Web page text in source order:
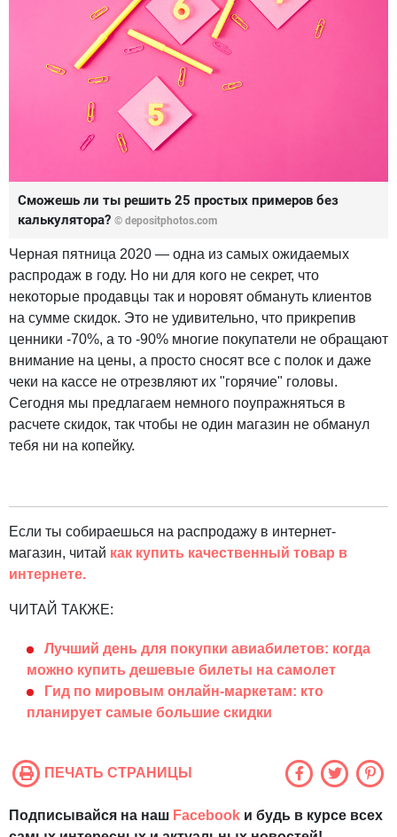
Сможешь ли ты решить 25 простых примеров без
калькулятора? © depositphotos.com
Черная пятница 2020 — одна из самых ожидаемых
распродаж в году. Но ни для кого не секрет, что
некоторые продавцы так и норовят обмануть клиентов
на сумме скидок. Это не удивительно, что прикрепив
ценники -70%, а то -90% многие покупатели не обращают
внимание на цены, а просто сносят все с полок и даже
чеки на кассе не отрезвляют их "горячие" головы.
Сегодня мы предлагаем немного поупражняться в
расчете скидок, так чтобы не один магазин не обманул
тебя ни на копейку.
Если ты собираешься на распродажу в интернет-
магазин, читай как купить качественный товар в
интернете.
ЧИТАЙ ТАКЖЕ:
Лучший день для покупки авиабилетов: когда
можно купить дешевые билеты на самолет
Гид по мировым онлайн-маркетам: кто
планирует самые большие скидки
ПЕЧАТЬ СТРАНИЦЫ
Подписывайся на наш Facebook и будь в курсе всех